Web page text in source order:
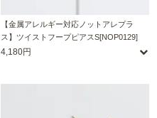
【金属アレルギー対応ノットアレプラ
ス】ツイストフープピアスS[NOP0129]
4,180円